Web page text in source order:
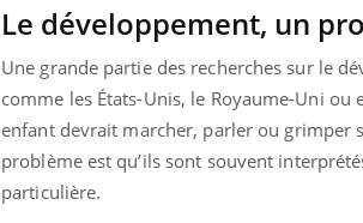
Le développement, un
Une grande partie des recherches sur le
comme les États-Unis, le Royaume-Uni
enfant devrait marcher, parler ou grimper
problème est qu’ils sont souvent
particulière.